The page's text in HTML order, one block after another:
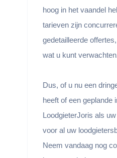
hoog in het vaandel
tarieven zijn
gedetailleerde
wat u kunt
Dus, of u nu een
heeft of een geplande
LoodgieterJoris als
voor al uw
Neem vandaag nog